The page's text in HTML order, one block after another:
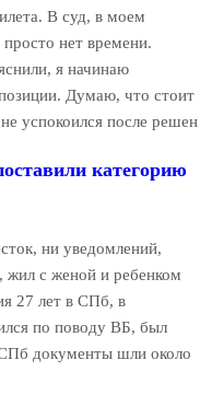
В суд, в моем
нет времени.
я начинаю
Думаю, что стоит
успокоился после решен
категорию
ни уведомлений,
жил с женой и ребенком
27 лет в СПб, в
по поводу ВБ, был
документы шли около